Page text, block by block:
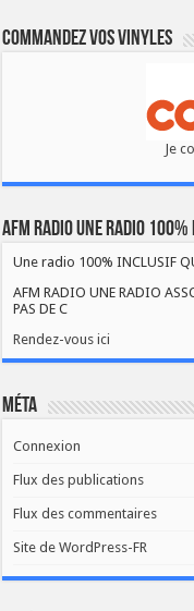
Commandez vos vinyles
Je
AFM RADIO UNE RADIO 100%
Une radio 100% INCLUSIF
AFM RADIO UNE RADIO
PAS DE C
Rendez-vous ici
Méta
Connexion
Flux des publications
Flux des commentaires
Site de WordPress-FR